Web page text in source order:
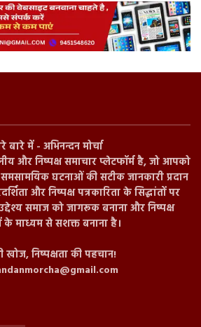
बारे में - अभिनन्दन मोर्चा
और निष्पक्ष समाचार प्लेटफॉर्म है, जो आपको
घटनाओं की सटीक जानकारी प्रदान
और निष्पक्ष पत्रकारिता के सिद्धांतों पर
समाज को जागरूक बनाना और निष्पक्ष
के माध्यम से सशक्त बनाना है।
खोज, निष्पक्षता की पहचान!